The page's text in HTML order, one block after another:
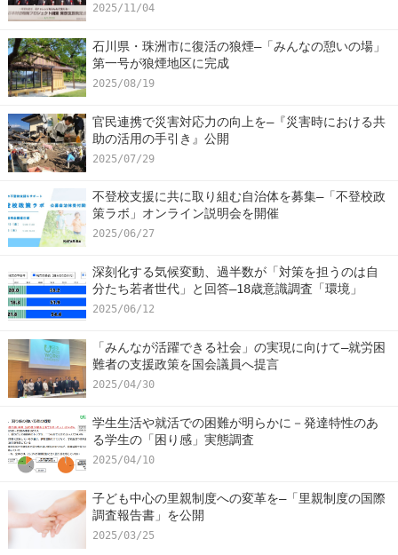
2025/11/04
石川県・珠洲市に復活の狼煙―「みんなの憩いの場」
第一号が狼煙地区に完成
2025/08/19
官民連携で災害対応力の向上を―『災害時における共
助の活用の手引き』公開
2025/07/29
不登校支援に共に取り組む自治体を募集―「不登校政
策ラボ」オンライン説明会を開催
2025/06/27
深刻化する気候変動、過半数が「対策を担うのは自
分たち若者世代」と回答―18歳意識調査「環境」
2025/06/12
「みんなが活躍できる社会」の実現に向けて―就労困
難者の支援政策を国会議員へ提言
2025/04/30
学生生活や就活での困難が明らかに－発達特性のあ
る学生の「困り感」実態調査
2025/04/10
子ども中心の里親制度への変革を―「里親制度の国際
調査報告書」を公開
2025/03/25